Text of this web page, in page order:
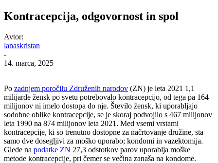
Kontracepcija, odgovornost in spol
Avtor:
lanaskristan
-
14. marca, 2025
Po zadnjem poročilu Združenih narodov (ZN) je leta 2021 1,1
milijarde žensk po svetu potrebovalo kontracepcijo, od tega pa 164
milijonov ni imelo dostopa do nje. Število žensk, ki uporabljajo
sodobne oblike kontracepcije, se je skoraj podvojilo s 467 milijonov
leta 1990 na 874 milijonov leta 2021. Med vsemi vrstami
kontracepcije, ki so trenutno dostopne za načrtovanje družine, sta
samo dve dosegljivi za moško uporabo; kondomi in vazektomija.
Glede na podatke ZN 27,3 odstotkov parov uporablja moške
metode kontracepcije, pri čemer se večina zanaša na kondome.